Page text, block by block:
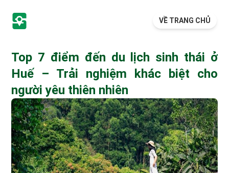
VỀ TRANG CHỦ
Top 7 điểm đến du lịch sinh thái ở
Huế – Trải nghiệm khác biệt cho
người yêu thiên nhiên